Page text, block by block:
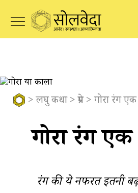
>लघु कथा>प्रेम> गोरा रंग
गोरा रंग
रंग की ये नफरत इतनी